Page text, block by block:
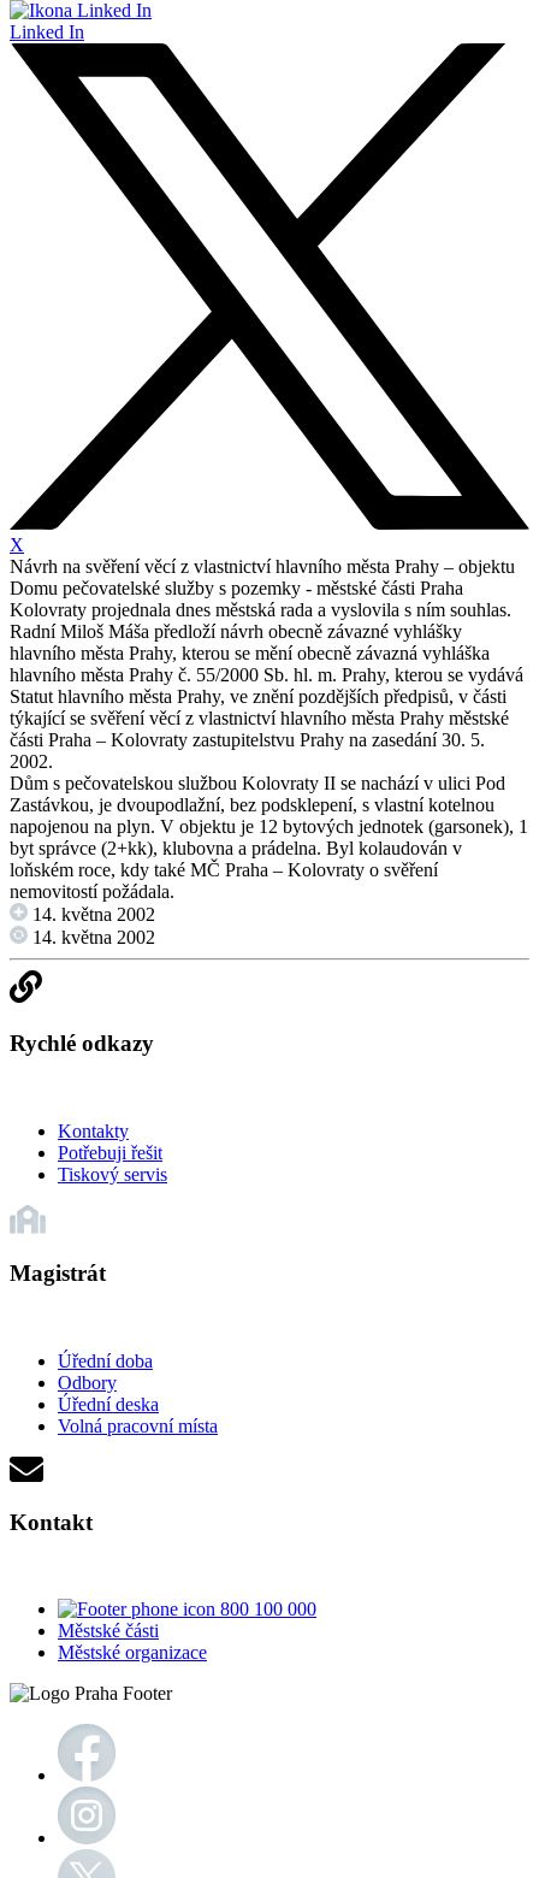
Linked In
X
Návrh na svěření věcí z vlastnictví hlavního města Prahy – objektu
Domu pečovatelské služby s pozemky - městské části Praha
Kolovraty projednala dnes městská rada a vyslovila s ním souhlas.
Radní Miloš Máša předloží návrh obecně závazné vyhlášky
hlavního města Prahy, kterou se mění obecně závazná vyhláška
hlavního města Prahy č. 55/2000 Sb. hl. m. Prahy, kterou se vydává
Statut hlavního města Prahy, ve znění pozdějších předpisů, v části
týkající se svěření věcí z vlastnictví hlavního města Prahy městské
části Praha – Kolovraty zastupitelstvu Prahy na zasedání 30. 5.
2002.
Dům s pečovatelskou službou Kolovraty II se nachází v ulici Pod
Zastávkou, je dvoupodlažní, bez podsklepení, s vlastní kotelnou
napojenou na plyn. V objektu je 12 bytových jednotek (garsonek), 1
byt správce (2+kk), klubovna a prádelna. Byl kolaudován v
loňském roce, kdy také MČ Praha – Kolovraty o svěření
nemovitostí požádala.
14. května 2002
14. května 2002
Rychlé odkazy
Kontakty
Potřebuji řešit
Tiskový servis
Magistrát
Úřední doba
Odbory
Úřední deska
Volná pracovní místa
Kontakt
800 100 000
Městské části
Městské organizace